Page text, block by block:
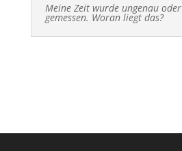
Meine Zeit wurde ungenau
gemessen. Woran liegt das?